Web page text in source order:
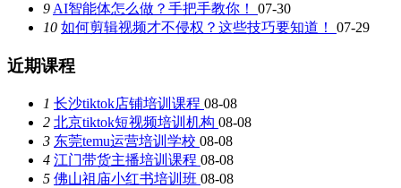
9 AI智能体怎么做？手把手教你！ 07-30
10 如何剪辑视频才不侵权？这些技巧要知道！ 07-29
近期课程
1 长沙tiktok店铺培训课程 08-08
2 北京tiktok短视频培训机构 08-08
3 东莞temu运营培训学校 08-08
4 江门带货主播培训课程 08-08
5 佛山祖庙小红书培训班 08-08